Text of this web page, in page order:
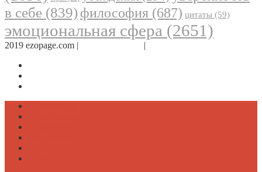
в себе (839) философия (687) цитаты (59)
эмоциональная сфера (2651)
2019 ezopage.com | |